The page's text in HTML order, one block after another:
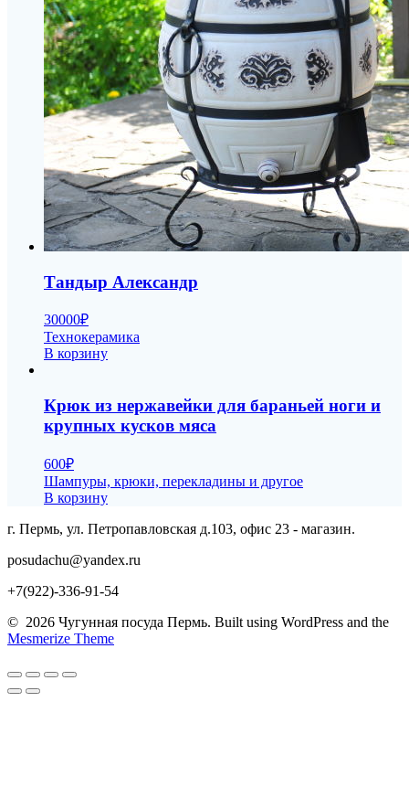
Тандыр Александр
30000₽
Технокерамика
В корзину
Крюк из нержавейки для бараньей ноги и
крупных кусков мяса
600₽
Шампуры, крюки, перекладины и другое
В корзину
г. Пермь, ул. Петропавловская д.103, офис 23 - магазин.
posudachu@yandex.ru
+7(922)-336-91-54
© 2026 Чугунная посуда Пермь. Built using WordPress and the
Mesmerize Theme